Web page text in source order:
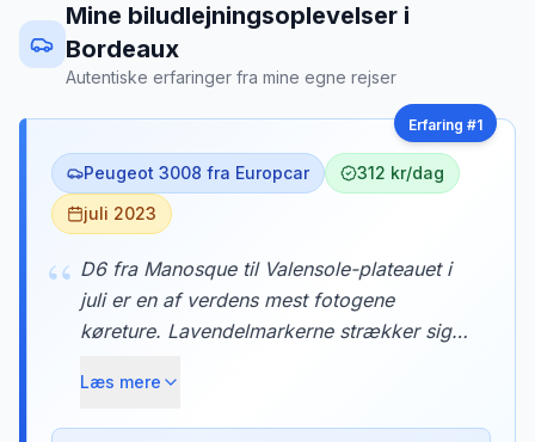
Mine biludlejningsoplevelser i
Bordeaux
Autentiske erfaringer fra mine egne rejser
Erfaring #1
Peugeot 3008 fra Europcar
312 kr/dag
juli 2023
“ D6 fra Manosque til Valensole-plateauet i
juli er en af verdens mest fotogene
køreture. Lavendelmarkerne strækker sig
gennem bilens ventilation. Vi stoppede ved
en lille gård og købte lavendelhonung
Læs mere